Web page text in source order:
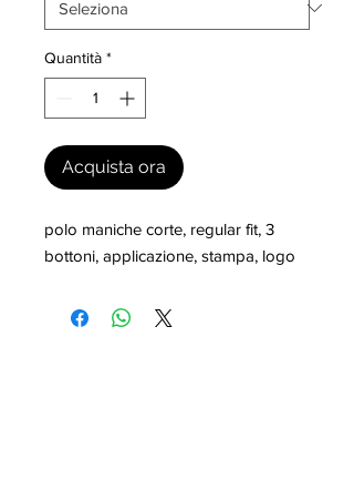
Quantità *
Acquista ora
polo maniche corte, regular fit, 3
bottoni, applicazione, stampa, logo